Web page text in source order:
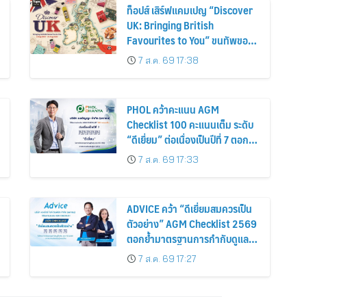
ท็อปส์ เสิร์ฟแคมเปญ “Discover
UK: Bringing British
Favourites to You” ขนทัพของ
อร่อยและไอเท็มฮิตจากสหราช
อาณาจักร ส่งตรงถึงมือตั้งแต่วัน
7 ส.ค. 69 17:38
PHOL คว้าคะแนน AGM
Checklist 100 คะแนนเต็ม ระดับ
“ดีเยี่ยม” ต่อเนื่องเป็นปีที่ 7 ตอกย้ำ
การดำเนินธุรกิจตามหลักธรรมาภิ
บาล โปร่งใส สร้างความเชื่อมั่นผู้
7 ส.ค. 69 17:33
ADVICE คว้า “ดีเยี่ยมสมควรเป็น
ตัวอย่าง” AGM Checklist 2569
ตอกย้ำมาตรฐานการกำกับดูแล
กิจการที่ดี
7 ส.ค. 69 17:27